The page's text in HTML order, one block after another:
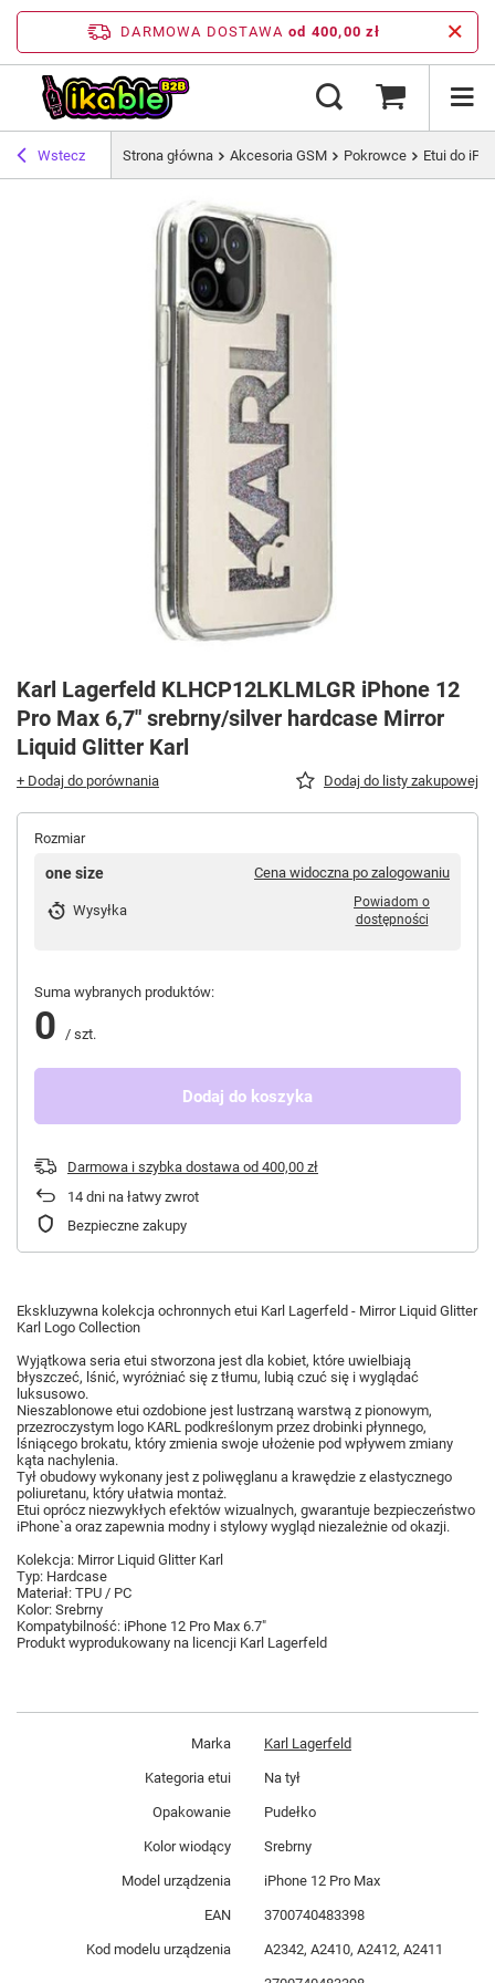
DARMOWA DOSTAWA od 400,00 zł
Wstecz Strona główna Akcesoria GSM Pokrowce Etui do
Karl Lagerfeld KLHCP12LKLMLGR iPhone 12
Pro Max 6,7" srebrny/silver hardcase Mirror
Liquid Glitter Karl
+ Dodaj do porównania Dodaj do listy zakupowej
Rozmiar
one size Cena widoczna po zalogowaniu
Wysyłka
Powiadom o
dostępności
Suma wybranych produktów:
0 / szt.
Dodaj do koszyka
Darmowa i szybka dostawa od 400,00 zł
14 dni na łatwy zwrot
Bezpieczne zakupy
Ekskluzywna kolekcja ochronnych etui Karl Lagerfeld - Mirror Liquid Glitter
Karl Logo Collection
Wyjątkowa seria etui stworzona jest dla kobiet, które uwielbiają
błyszczeć, lśnić, wyróżniać się z tłumu, lubią czuć się i wyglądać
luksusowo.
Nieszablonowe etui ozdobione jest lustrzaną warstwą z pionowym,
przezroczystym logo KARL podkreślonym przez drobinki płynnego,
lśniącego brokatu, który zmienia swoje ułożenie pod wpływem zmiany
kąta nachylenia.
Tył obudowy wykonany jest z poliwęglanu a krawędzie z elastycznego
poliuretanu, który ułatwia montaż.
Etui oprócz niezwykłych efektów wizualnych, gwarantuje bezpieczeństwo
iPhone`a oraz zapewnia modny i stylowy wygląd niezależnie od okazji.
Kolekcja: Mirror Liquid Glitter Karl
Typ: Hardcase
Materiał: TPU / PC
Kolor: Srebrny
Kompatybilność: iPhone 12 Pro Max 6.7"
Produkt wyprodukowany na licencji Karl Lagerfeld
Marka Karl Lagerfeld
Kategoria etui Na tył
Opakowanie Pudełko
Kolor wiodący Srebrny
Model urządzenia iPhone 12 Pro Max
EAN 3700740483398
Kod modelu urządzenia A2342, A2410, A2412, A2411